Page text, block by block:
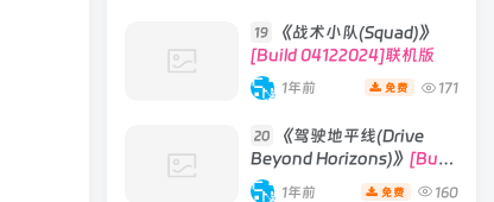
19
《战术小队(Squad)》
[Build 04122024]联机版
1年前 免费 171
20
《驾驶地平线(Drive
Beyond Horizons)》 [Build
19066396 单机版/联机版]
1年前 免费 160